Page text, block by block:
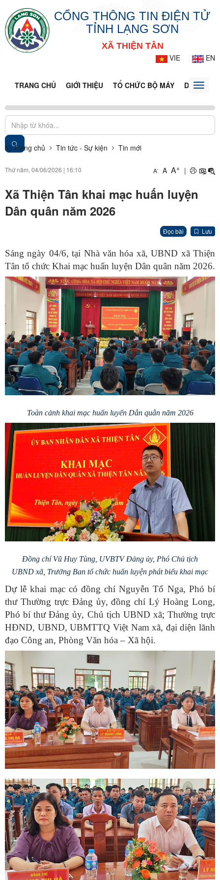
CỔNG THÔNG TIN ĐIỆN TỬ
TỈNH LẠNG SƠN
XÃ THIỆN TÂN
VIE
EN
TRANG CHỦ GIỚI THIỆU TỔ CHỨC BỘ MÁY DOANH
Toggle
Trang chủ Tin tức - Sự kiện Tin mới
Thứ năm, 04/06/2026 | 16:10 A- A A+ |
Xã Thiện Tân khai mạc huấn luyện
Dân quân năm 2026
Đọc bài Lưu
Sáng ngày 04/6, tại Nhà văn hóa xã, UBND xã Thiện
Tân tổ chức Khai mạc huấn luyện Dân quân năm 2026.
Toàn cảnh khai mạc huấn luyến Dân quân năm 2026
Đồng chí Vũ Huy Tùng, UVBTV Đảng ủy, Phó Chủ tịch
UBND xã, Trưởng Ban tổ chức huấn luyện phát biểu khai mạc
Dự lễ khai mạc có đồng chí Nguyễn Tố Nga, Phó bí
thư Thường trực Đảng ủy, đồng chí Lý Hoàng Long,
Phó bí thư Đảng ủy, Chủ tịch UBND xã; Thường trực
HĐND, UBND, UBMTTQ Việt Nam xã, đại diện lãnh
đạo Công an, Phòng Văn hóa – Xã hội.